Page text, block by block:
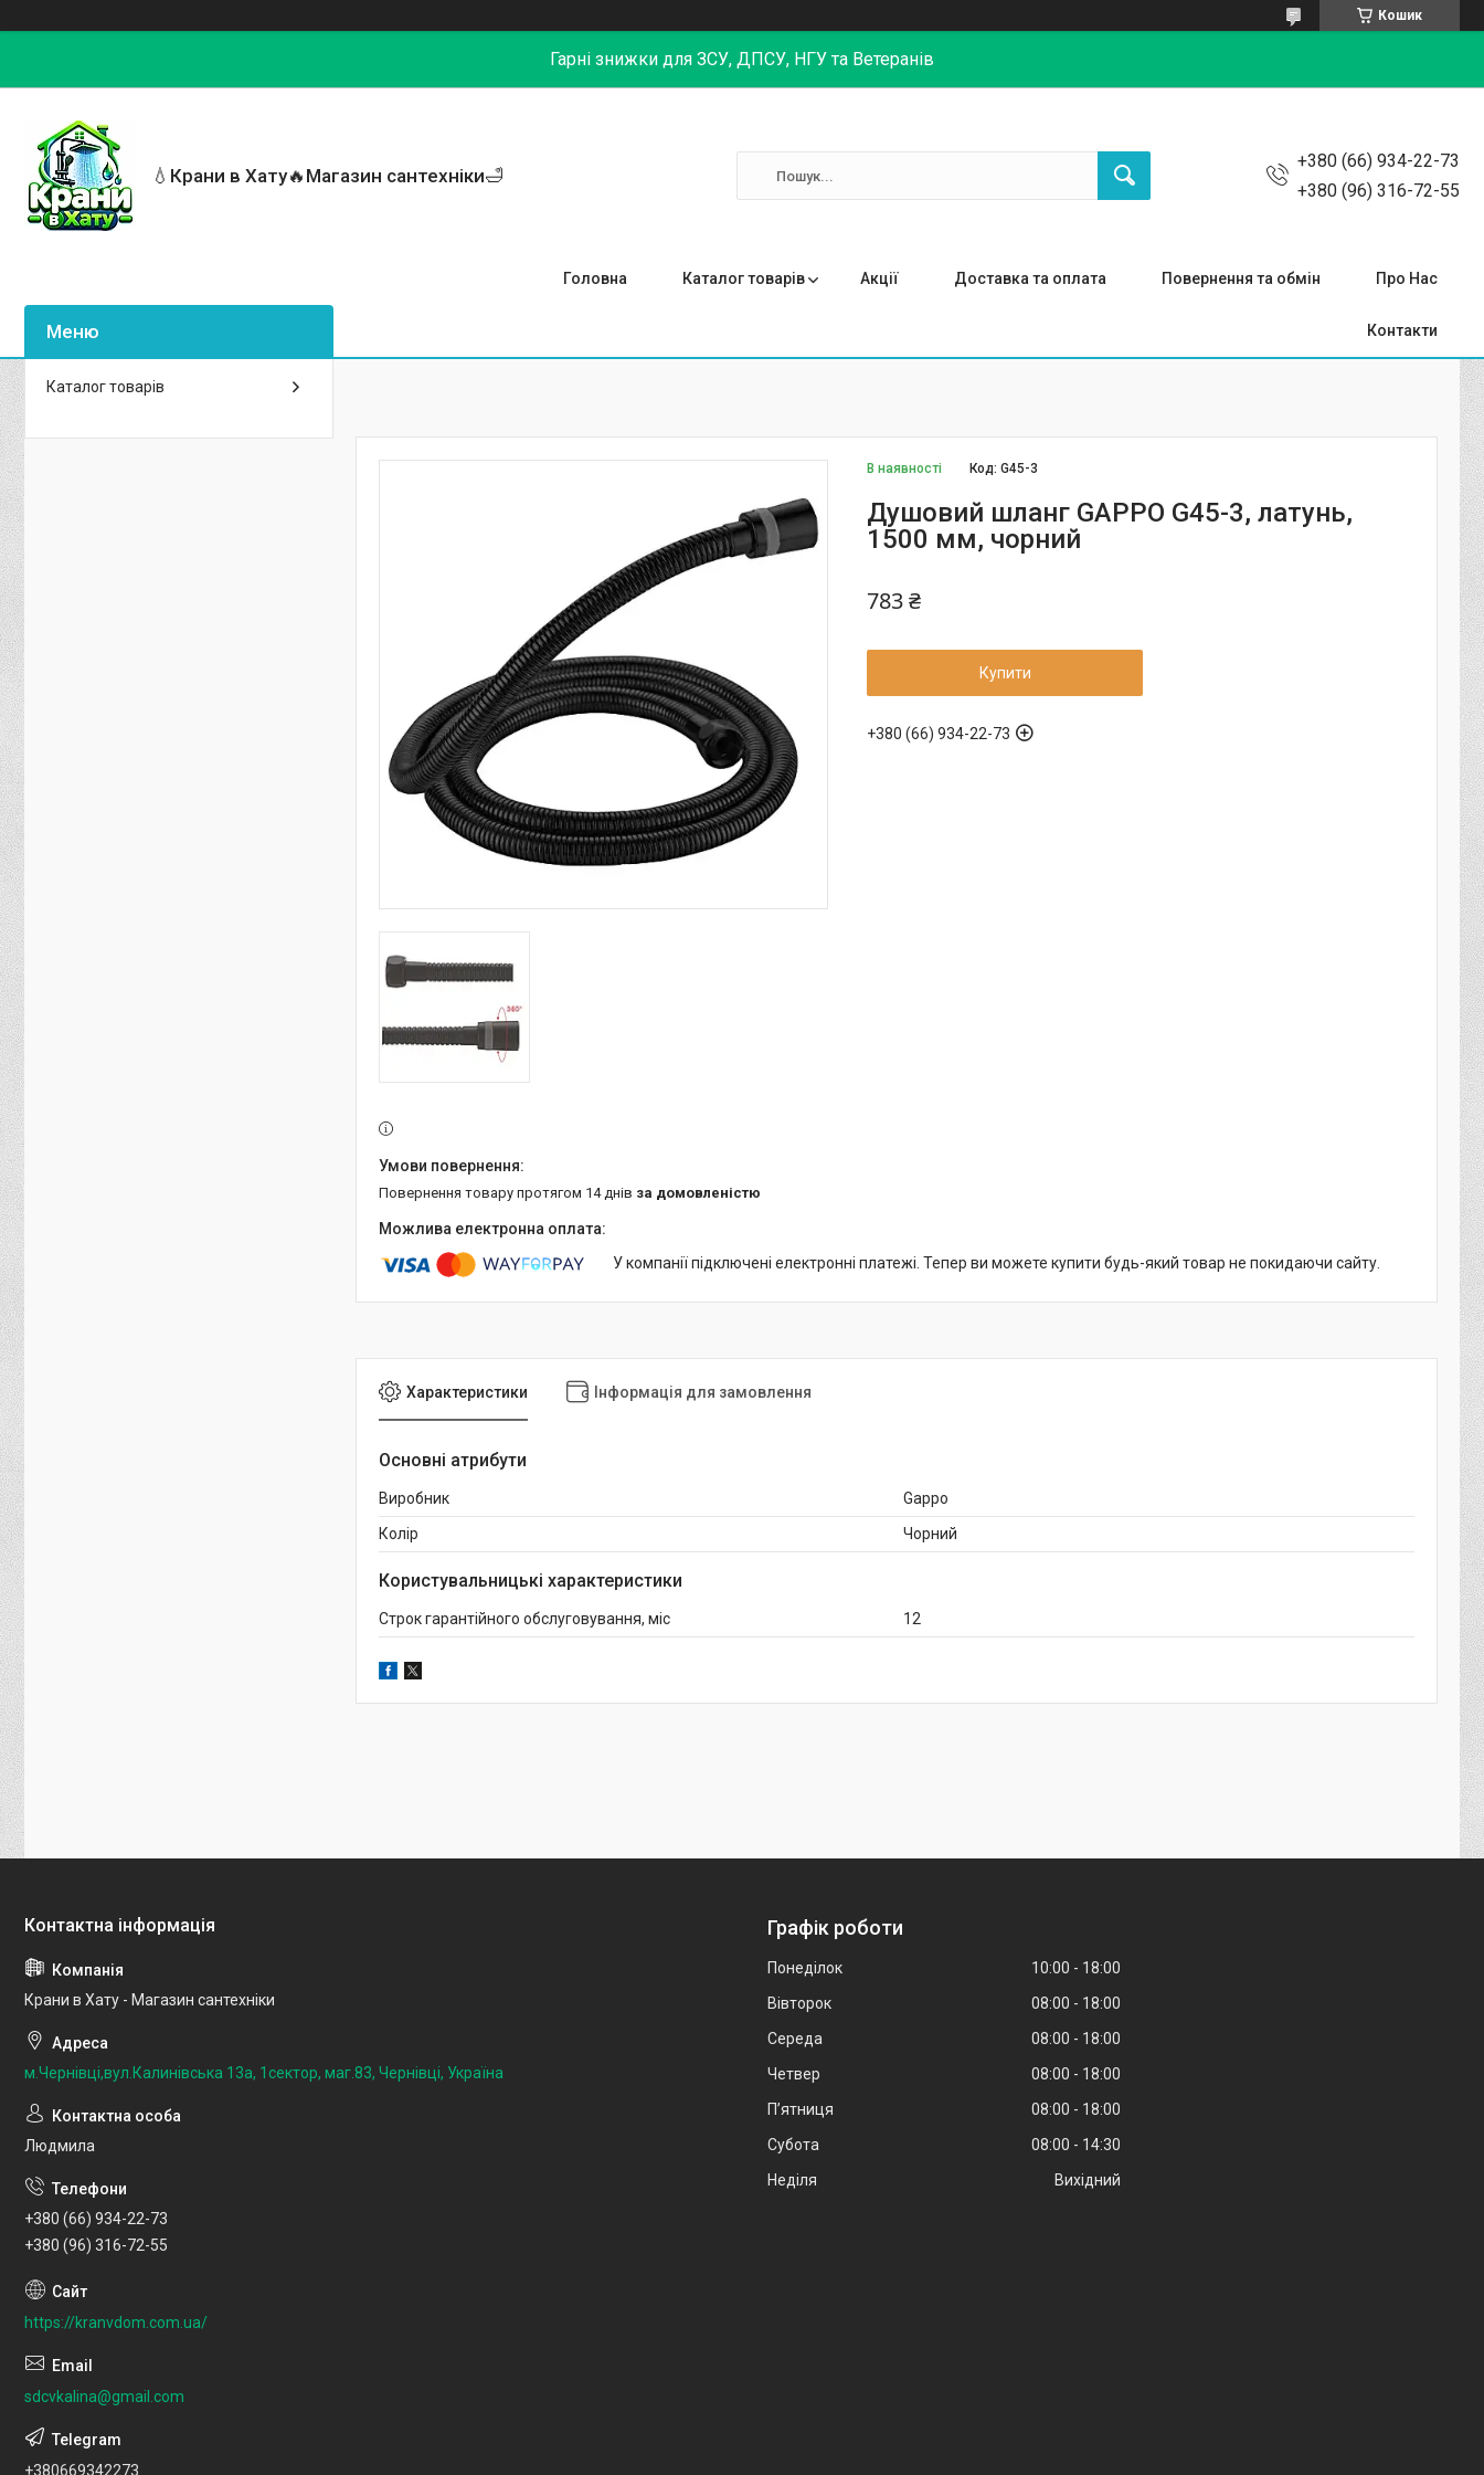
Кошик
Гарні знижки для ЗСУ, ДПСУ, НГУ та Ветеранів
💧Крани в Хату🔥Магазин сантехніки🛁
+380 (66) 934-22-73
+380 (96) 316-72-55
Головна Каталог товарів Акції Доставка та оплата Повернення та обмін Про Нас
Контакти
В наявності Код:G45-3
Душовий шланг GAPPO G45-3, латунь,
1500 мм, чорний
783 ₴
Купити
+380 (66) 934-22-73
повернення товару протягом 14 днів за домовленістю
У компанії підключені електронні платежі. Тепер ви можете купити будь-який товар не покидаючи сайту.
Характеристики Інформація для замовлення
Основні атрибути
Виробник
Gappo
Колір
Чорний
Користувальницькі характеристики
Строк гарантійного обслуговування, міс 12
Каталог товарів
Крани в Хату - Магазин сантехніки
м.Чернівці,вул.Калинівська 13а, 1сектор, маг.83, Чернівці, Україна
Людмила
+380 (66) 934-22-73
+380 (96) 316-72-55
https://kranvdom.com.ua/
sdcvkalina@gmail.com
+380669342273
Графік роботи
Понеділок 10:00
18:00
Вівторок
08:00
18:00
Середа
08:00
18:00
Четвер
08:00
18:00
Пʼятниця
08:00
18:00
Субота
08:00
14:30
Неділя
Вихідний